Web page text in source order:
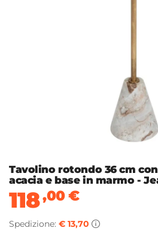
Tavolino rotondo 36 cm
acacia e base in marmo -
118,00€
Spedizione: € 13,70